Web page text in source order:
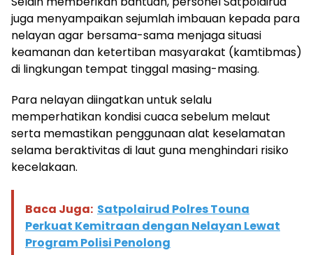
juga menyampaikan sejumlah imbauan kepada para
nelayan agar bersama-sama menjaga situasi
keamanan dan ketertiban masyarakat (kamtibmas)
di lingkungan tempat tinggal masing-masing.
Para nelayan diingatkan untuk selalu
memperhatikan kondisi cuaca sebelum melaut
serta memastikan penggunaan alat keselamatan
selama beraktivitas di laut guna menghindari risiko
kecelakaan.
Baca Juga: Satpolairud Polres Touna
Perkuat Kemitraan dengan Nelayan Lewat
Program Polisi Penolong